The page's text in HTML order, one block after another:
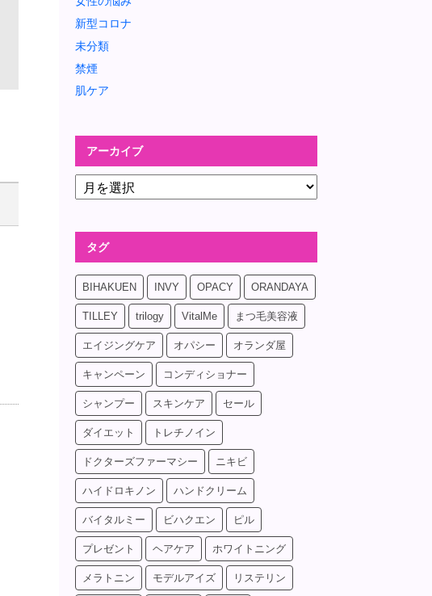
新型コロナ
未分類
禁煙
肌ケア
アーカイブ
タグ
BIHAKUEN INVY OPACY ORANDAYA
TILLEY trilogy VitalMe まつ毛美容液
エイジングケア オパシー オランダ屋
キャンペーン コンディショナー
シャンプー スキンケア セール
ダイエット トレチノイン
ドクターズファーマシー ニキビ
ハイドロキノン ハンドクリーム
バイタルミー ビハクエン ピル
プレゼント ヘアケア ホワイトニング
メラトニン モデルアイズ リステリン